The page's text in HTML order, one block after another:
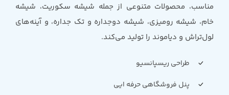
مناسب، محصولات متنوعی از جمله شیشه سکوریت، شیشه
خام، شیشه رومیزی، شیشه دوجداره و تک جداره، و آینه‌های
لول‌تراش و دیاموند را تولید می‌کند.
طراحی ریسپانسیو
پنل فروشگاهی حرفه ایی